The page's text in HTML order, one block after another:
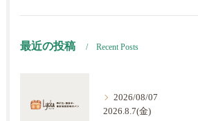
最近の投稿 Recent Posts
2026/08/07
2026.8.7(金)